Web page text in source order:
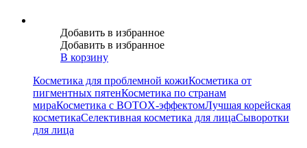
Добавить в избранное
Добавить в избранное
В корзину
Косметика для проблемной кожиКосметика от
пигментных пятенКосметика по странам
мираКосметика с BOTOX-эффектомЛучшая корейская
косметикаСелективная косметика для лицаСыворотки
для лица